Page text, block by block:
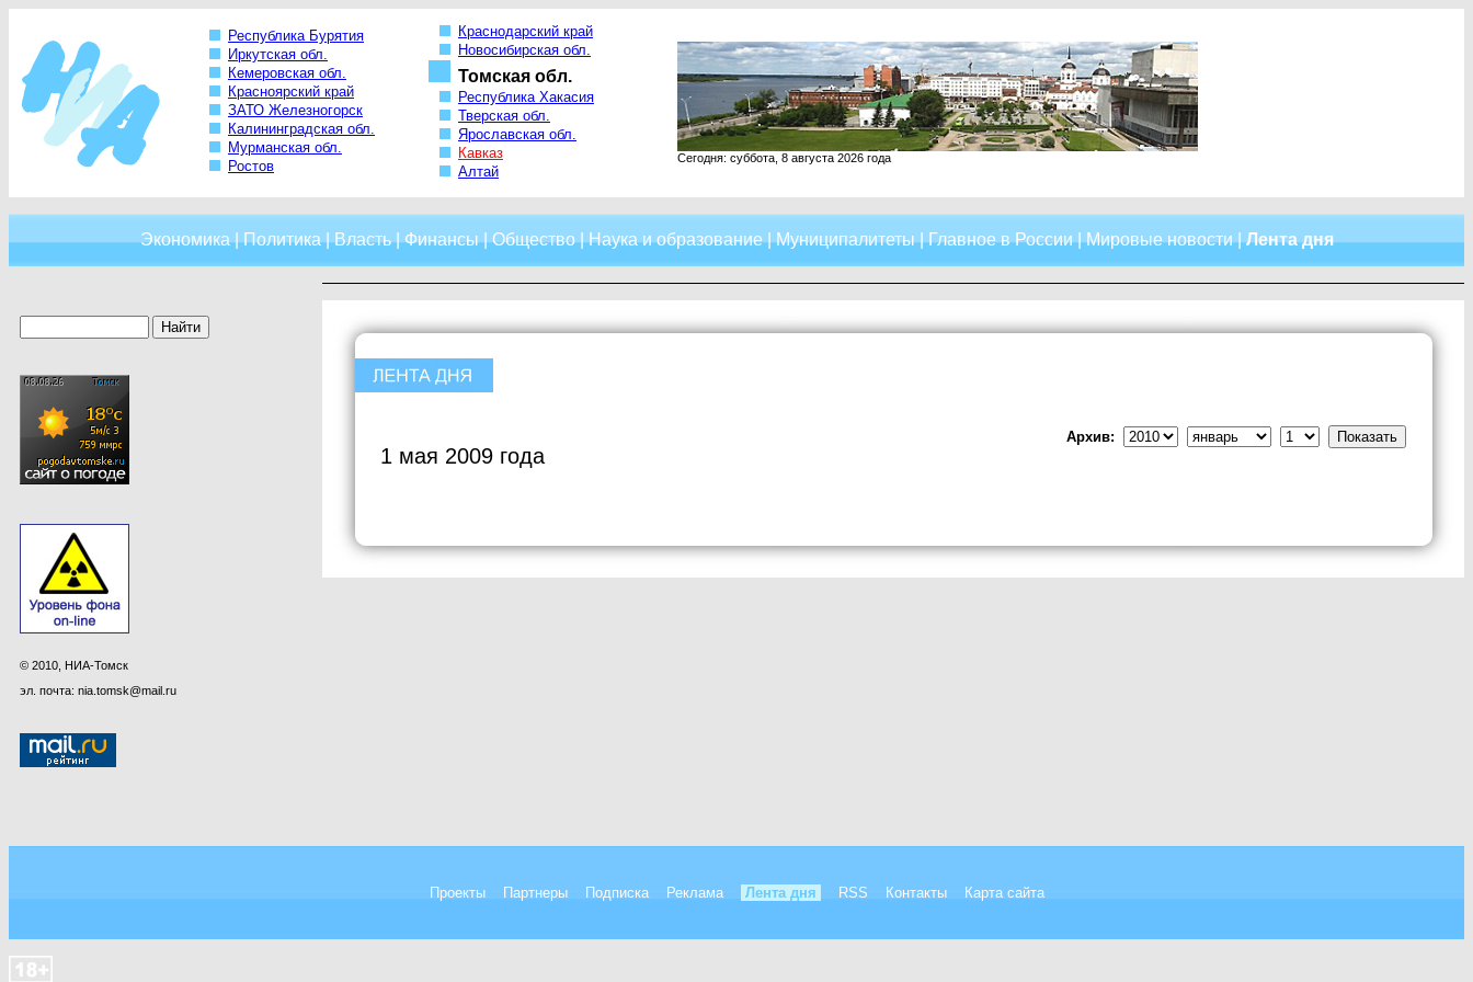
Республика Бурятия
Иркутская обл.
Кемеровская обл.
Красноярский край
ЗАТО Железногорск
Калининградская обл.
Мурманская обл.
Ростов
Краснодарский край
Новосибирская обл.
Томская обл.
Республика Хакасия
Тверская обл.
Ярославская обл.
Кавказ
Алтай
Сегодня: суббота, 8 августа 2026 года
Экономика|Политика|Власть|Финансы|Общество|Наука и образование|Муниципалитеты|Главное в России|Мировые новости|Лента дня
© 2010, НИА-Томск
эл. почта: nia.tomsk@mail.ru
1 мая 2009 года
Архив:
Проекты Партнеры Подписка Реклама Лента дня RSS Контакты Карта сайта